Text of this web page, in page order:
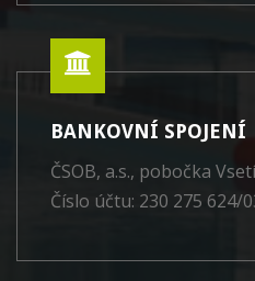
BANKOVNÍ SPOJENÍ
ČSOB, a.s., pobočka
Číslo účtu: 230 275 624/